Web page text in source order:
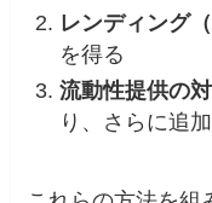
レンディング
を得る
流動性提供の
り、さらに追